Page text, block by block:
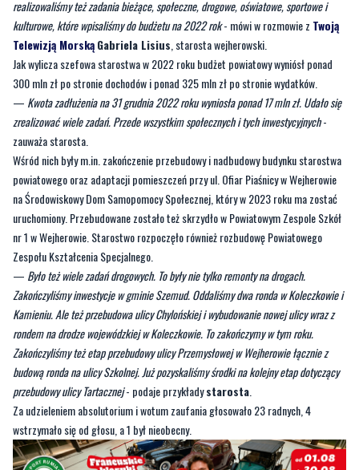
Jak wylicza szefowa starostwa w 2022 roku budżet powiatowy wyniósł ponad
300 mln zł po stronie dochodów i ponad 325 mln zł po stronie wydatków.
—Kwota zadłużenia na 31 grudnia 2022 roku wyniosła ponad 17 mln zł. Udało się
zrealizować wiele zadań. Przede wszystkim społecznych i tych inwestycyjnych-
zauważa starosta.
Wśród nich były m.in. zakończenie przebudowy i nadbudowy budynku starostwa
powiatowego oraz adaptacji pomieszczeń przy ul. Ofiar Piaśnicy w Wejherowie
na Środowiskowy Dom Samopomocy Społecznej, który w 2023 roku ma zostać
uruchomiony. Przebudowane zostało też skrzydło w Powiatowym Zespole Szkół
nr 1 w Wejherowie. Starostwo rozpoczęło również rozbudowę Powiatowego
Zespołu Kształcenia Specjalnego.
—Było też wiele zadań drogowych. To były nie tylko remonty na drogach.
Zakończyliśmy inwestycje w gminie Szemud. Oddaliśmy dwa ronda w Koleczkowie i
Kamieniu. Ale też przebudowa ulicy Chylońskiej i wybudowanie nowej ulicy wraz z
rondem na drodze wojewódzkiej w Koleczkowie. To zakończymy w tym roku.
Zakończyliśmy też etap przebudowy ulicy Przemysłowej w Wejherowie łącznie z
budową ronda na ulicy Szkolnej. Już pozyskaliśmy środki na kolejny etap dotyczący
przebudowy ulicy Tartacznej- podaje przykłady starosta.
Za udzieleniem absolutorium i wotum zaufania głosowało 23 radnych, 4
wstrzymało się od głosu, a 1 był nieobecny.